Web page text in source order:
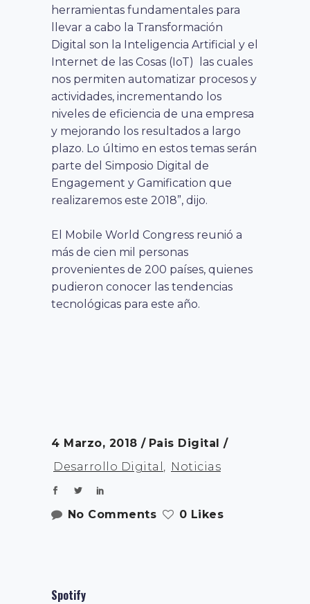
herramientas fundamentales para
llevar a cabo la Transformación
Digital son la Inteligencia Artificial y el
Internet de las Cosas (IoT) las cuales
nos permiten automatizar procesos y
actividades, incrementando los
niveles de eficiencia de una empresa
y mejorando los resultados a largo
plazo. Lo último en estos temas serán
parte del Simposio Digital de
Engagement y Gamification que
realizaremos este 2018”, dijo.
El Mobile World Congress reunió a
más de cien mil personas
provenientes de 200 países, quienes
pudieron conocer las tendencias
tecnológicas para este año.
4 Marzo, 2018
Pais Digital
Desarrollo Digital , Noticias
No Comments 0 Likes
Spotify